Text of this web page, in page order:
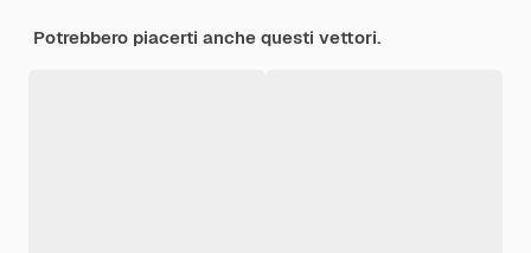
Potrebbero piacerti anche questi vettori.